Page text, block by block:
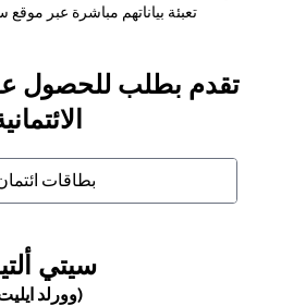
تعبئة بياناتهم مباشرة عبر موقع
تقدم بطلب للحصول
بطاقات
سيتي
(وورلد